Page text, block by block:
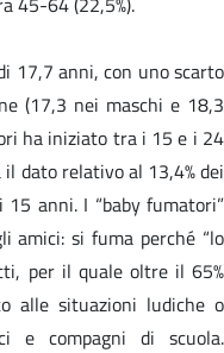
17,7 anni, con uno scarto
(17,3 nei maschi e 18,3
ha iniziato tra i 15 e i 24
dato relativo al 13,4% dei
anni. I “baby fumatori”
amici: si fuma perché “lo
per il quale oltre il 65%
alle situazioni ludiche o
e compagni di scuola.